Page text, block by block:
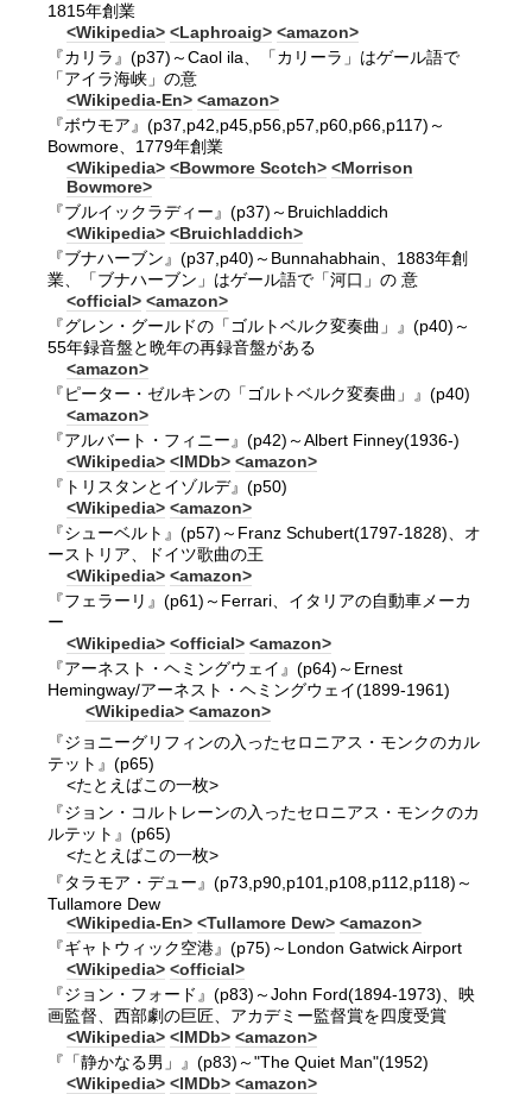
1815年創業
<Wikipedia> <Laphroaig> <amazon>
『カリラ』(p37)～Caol ila、「カリーラ」はゲール語で
「アイラ海峡」の意
<Wikipedia-En> <amazon>
『ボウモア』(p37,p42,p45,p56,p57,p60,p66,p117)～
Bowmore、1779年創業
<Wikipedia> <Bowmore Scotch> <Morrison
Bowmore>
『ブルイックラディー』(p37)～Bruichladdich
<Wikipedia> <Bruichladdich>
『ブナハーブン』(p37,p40)～Bunnahabhain、1883年創
業、「ブナハーブン」はゲール語で「河口」の 意
<official> <amazon>
『グレン・グールドの「ゴルトベルク変奏曲」』(p40)～
55年録音盤と晩年の再録音盤がある
<amazon>
『ピーター・ゼルキンの「ゴルトベルク変奏曲」』(p40)
<amazon>
『アルバート・フィニー』(p42)～Albert Finney(1936-)
<Wikipedia> <IMDb> <amazon>
『トリスタンとイゾルデ』(p50)
<Wikipedia> <amazon>
『シューベルト』(p57)～Franz Schubert(1797-1828)、オ
ーストリア、ドイツ歌曲の王
<Wikipedia> <amazon>
『フェラーリ』(p61)～Ferrari、イタリアの自動車メーカ
ー
<Wikipedia> <official> <amazon>
『アーネスト・ヘミングウェイ』(p64)～Ernest
Hemingway/アーネスト・ヘミングウェイ(1899-1961)
<Wikipedia> <amazon>
『ジョニーグリフィンの入ったセロニアス・モンクのカル
テット』(p65)
<たとえばこの一枚>
『ジョン・コルトレーンの入ったセロニアス・モンクのカ
ルテット』(p65)
<たとえばこの一枚>
『タラモア・デュー』(p73,p90,p101,p108,p112,p118)～
Tullamore Dew
<Wikipedia-En> <Tullamore Dew> <amazon>
『ギャトウィック空港』(p75)～London Gatwick Airport
<Wikipedia> <official>
『ジョン・フォード』(p83)～John Ford(1894-1973)、映
画監督、西部劇の巨匠、アカデミー監督賞を四度受賞
<Wikipedia> <IMDb> <amazon>
『「静かなる男」』(p83)～"The Quiet Man"(1952)
<Wikipedia> <IMDb> <amazon>